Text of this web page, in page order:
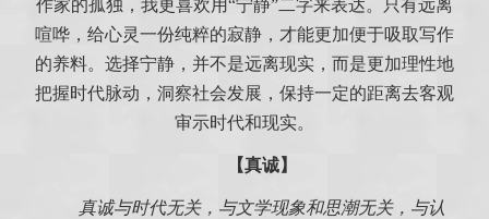
作家的孤独，我更喜欢用“宁静”二字来表达。只有远离
喧哗，给心灵一份纯粹的寂静，才能更加便于吸取写作
的养料。选择宁静，并不是远离现实，而是更加理性地
把握时代脉动，洞察社会发展，保持一定的距离去客观
审示时代和现实。
【真诚】
真诚与时代无关，与文学现象和思潮无关，与认